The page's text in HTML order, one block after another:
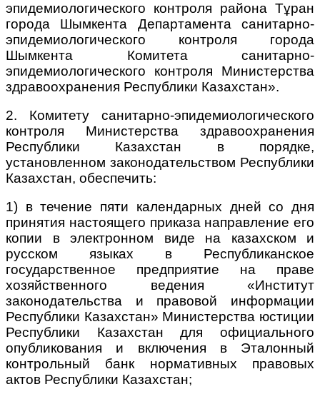
эпидемиологического контроля района Тұран
города Шымкента Департамента санитарно-
эпидемиологического контроля города
Шымкента Комитета санитарно-
эпидемиологического контроля Министерства
здравоохранения Республики Казахстан».
2. Комитету санитарно-эпидемиологического
контроля Министерства здравоохранения
Республики Казахстан в порядке,
установленном законодательством Республики
Казахстан, обеспечить:
1) в течение пяти календарных дней со дня
принятия настоящего приказа направление его
копии в электронном виде на казахском и
русском языках в Республиканское
государственное предприятие на праве
хозяйственного ведения «Институт
законодательства и правовой информации
Республики Казахстан» Министерства юстиции
Республики Казахстан для официального
опубликования и включения в Эталонный
контрольный банк нормативных правовых
актов Республики Казахстан;